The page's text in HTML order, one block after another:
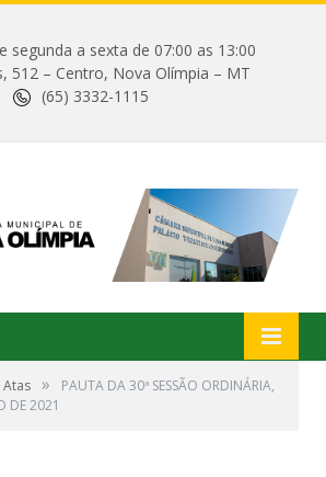
segunda a sexta de 07:00 as 13:00
512 – Centro, Nova Olímpia – MT
(65) 3332-1115
Atas »
PAUTA DA 30ª SESSÃO ORDINÁRIA,
DE 2021